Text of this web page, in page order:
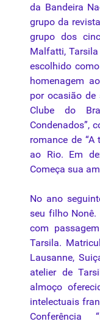
da Bandeira
grupo da
grupo dos
Malfatti,
escolhido
homenagem
por ocasião de
Clube do
Condenados”,
romance de
ao Rio. Em
Começa sua
No ano
seu filho Nonê.
com
Tarsila.
Lausanne,
atelier de
almoço
intelectuais
Conferência